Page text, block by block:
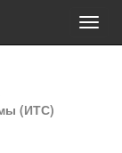
(ИТС)